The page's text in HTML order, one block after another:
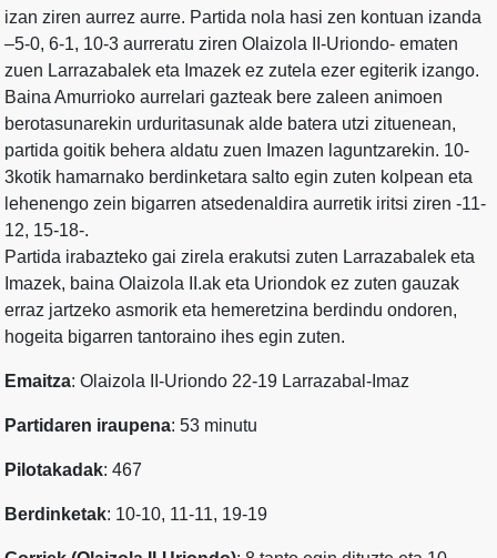
izan ziren aurrez aurre. Partida nola hasi zen kontuan izanda
–5-0, 6-1, 10-3 aurreratu ziren Olaizola II-Uriondo- ematen
zuen Larrazabalek eta Imazek ez zutela ezer egiterik izango.
Baina Amurrioko aurrelari gazteak bere zaleen animoen
berotasunarekin urduritasunak alde batera utzi zituenean,
partida goitik behera aldatu zuen Imazen laguntzarekin. 10-
3kotik hamarnako berdinketara salto egin zuten kolpean eta
lehenengo zein bigarren atsedenaldira aurretik iritsi ziren -11-
12, 15-18-.
Partida irabazteko gai zirela erakutsi zuten Larrazabalek eta
Imazek, baina Olaizola II.ak eta Uriondok ez zuten gauzak
erraz jartzeko asmorik eta hemeretzina berdindu ondoren,
hogeita bigarren tantoraino ihes egin zuten.
Emaitza: Olaizola II-Uriondo 22-19 Larrazabal-Imaz
Partidaren iraupena: 53 minutu
Pilotakadak: 467
Berdinketak: 10-10, 11-11, 19-19